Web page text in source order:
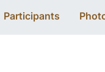
Participants